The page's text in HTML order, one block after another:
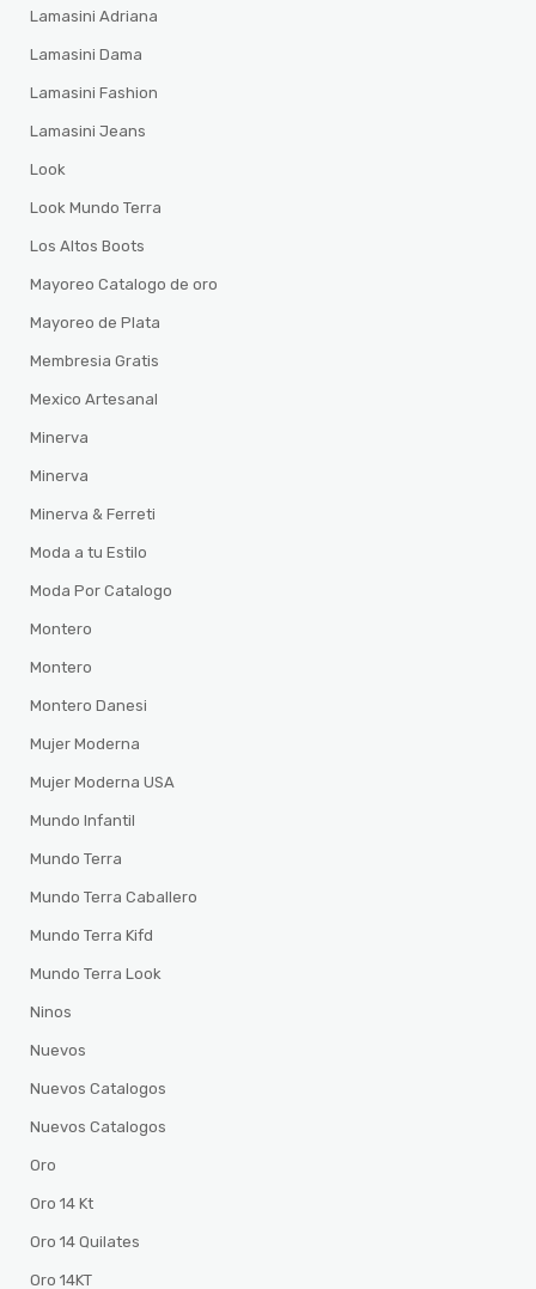
Lamasini Adriana
Lamasini Dama
Lamasini Fashion
Lamasini Jeans
Look
Look Mundo Terra
Los Altos Boots
Mayoreo Catalogo de oro
Mayoreo de Plata
Membresia Gratis
Mexico Artesanal
Minerva
Minerva
Minerva & Ferreti
Moda a tu Estilo
Moda Por Catalogo
Montero
Montero
Montero Danesi
Mujer Moderna
Mujer Moderna USA
Mundo Infantil
Mundo Terra
Mundo Terra Caballero
Mundo Terra Kifd
Mundo Terra Look
Ninos
Nuevos
Nuevos Catalogos
Nuevos Catalogos
Oro
Oro 14 Kt
Oro 14 Quilates
Oro 14KT